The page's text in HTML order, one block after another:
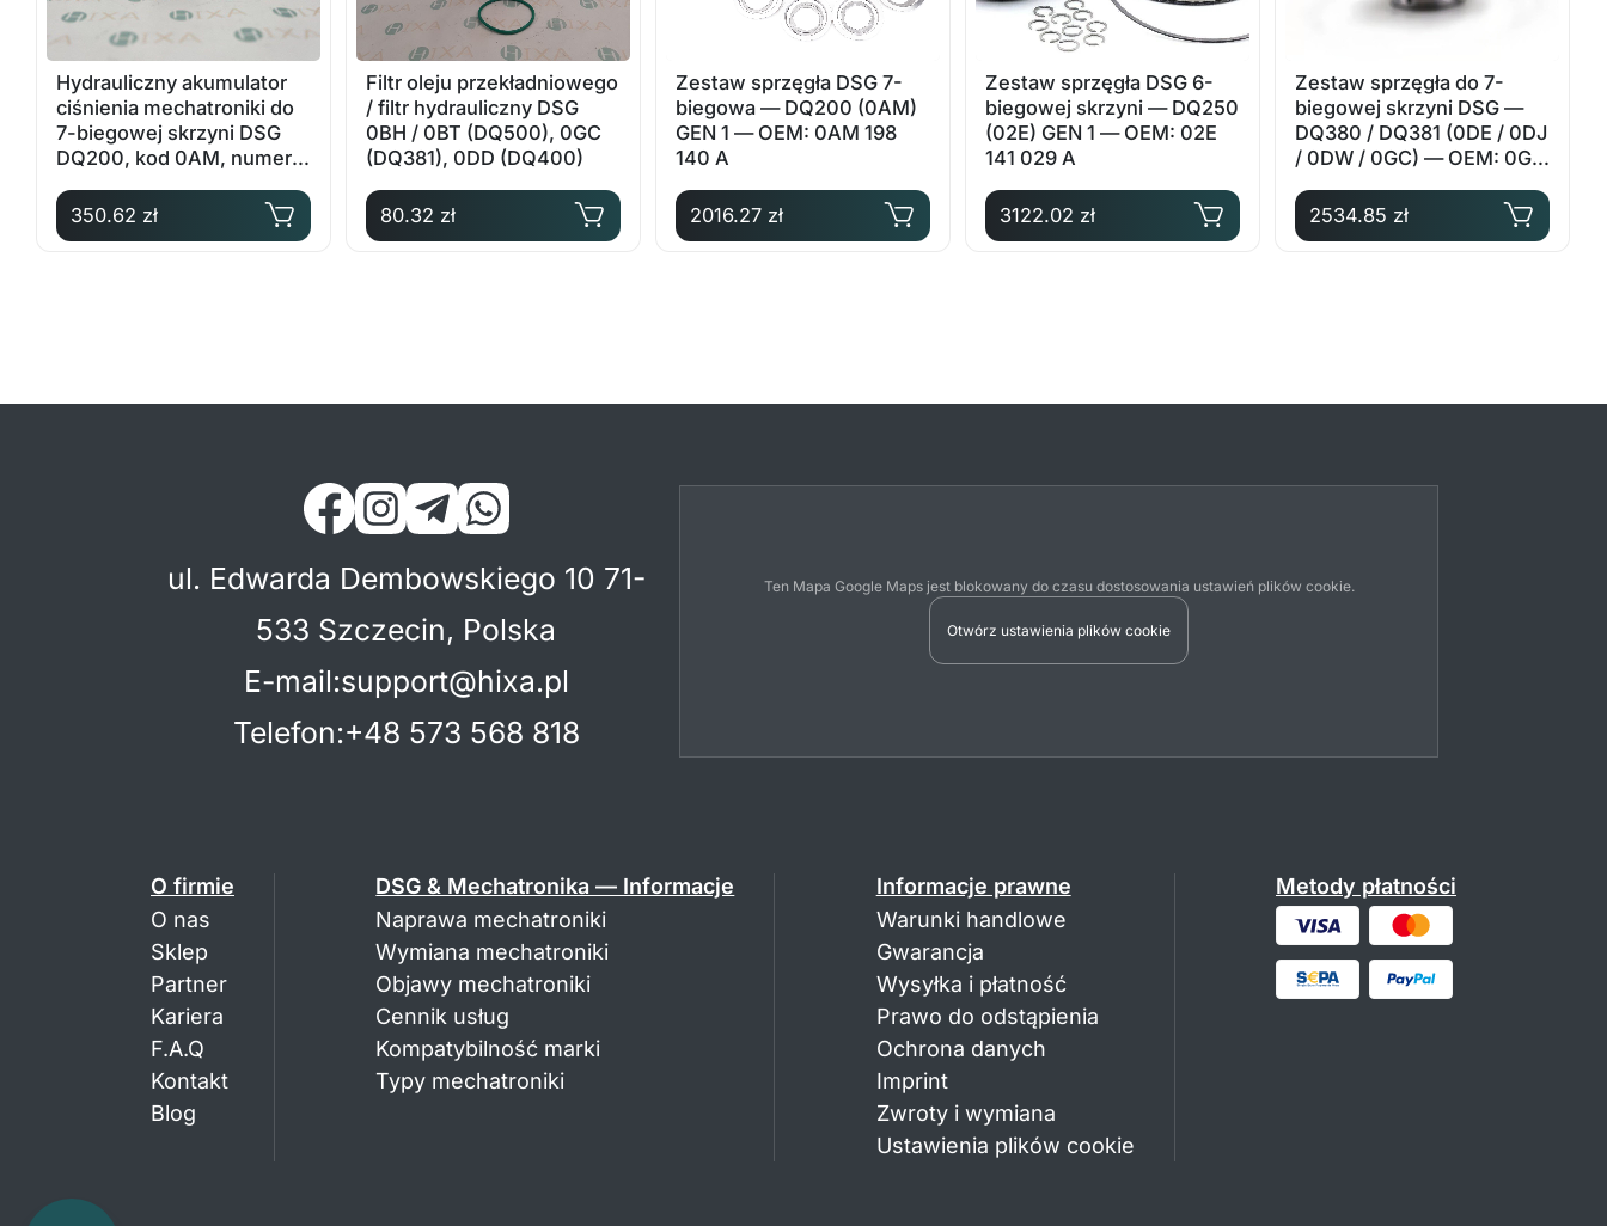
Hydrauliczny akumulator
ciśnienia mechatroniki do
7-biegowej skrzyni DSG
DQ200, kod 0AM, numer
350.62 zł
Filtr oleju przekładniowego
/ filtr hydrauliczny DSG
0BH / 0BT (DQ500), 0GC
(DQ381), 0DD (DQ400)
80.32 zł
Zestaw sprzęgła DSG 7-
biegowa — DQ200 (0AM)
GEN 1 — OEM: 0AM 198
140 A
2016.27 zł
Zestaw sprzęgła DSG 6-
biegowej skrzyni — DQ250
(02E) GEN 1 — OEM: 02E
141 029 A
3122.02 zł
Zestaw sprzęgła do 7-
biegowej skrzyni DSG —
DQ380 / DQ381 (0DE / 0DJ
/ 0DW / 0GC) — OEM: 0GC
2534.85 zł
ul. Edwarda Dembowskiego 10 71-
533 Szczecin, Polska
E-mail:support@hixa.pl
Telefon:+48 573 568 818
Ten Mapa Google Maps jest blokowany do czasu dostosowania ustawień plików cookie.
Otwórz ustawienia plików cookie
O firmie
O nas
Sklep
Partner
Kariera
F.A.Q
Kontakt
Blog
DSG & Mechatronika — Informacje
Naprawa mechatroniki
Wymiana mechatroniki
Objawy mechatroniki
Cennik usług
Kompatybilność marki
Typy mechatroniki
Informacje prawne
Warunki handlowe
Gwarancja
Wysyłka i płatność
Prawo do odstąpienia
Ochrona danych
Imprint
Zwroty i wymiana
Ustawienia plików cookie
Metody płatności